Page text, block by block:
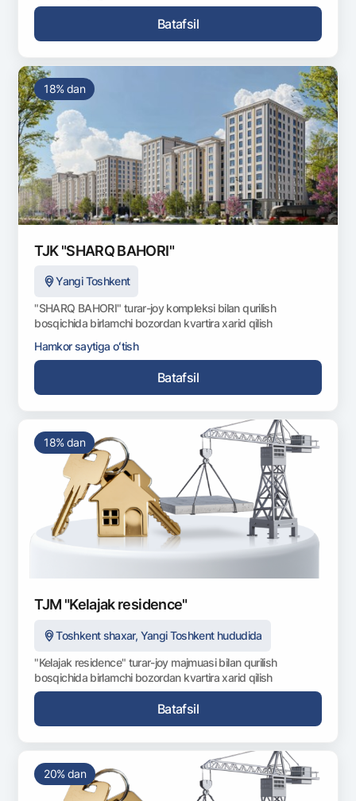
Batafsil
18% dan
TJK "SHARQ BAHORI"
Yangi Toshkent
"SHARQ BAHORI" turar-joy kompleksi bilan qurilish
bosqichida birlamchi bozordan kvartira xarid qilish
Hamkor saytiga oʻtish
Batafsil
18% dan
TJM "Kelajak residence"
Toshkent shaxar, Yangi Toshkent hududida
"Kelajak residence" turar-joy majmuasi bilan qurilish
bosqichida birlamchi bozordan kvartira xarid qilish
Batafsil
20% dan